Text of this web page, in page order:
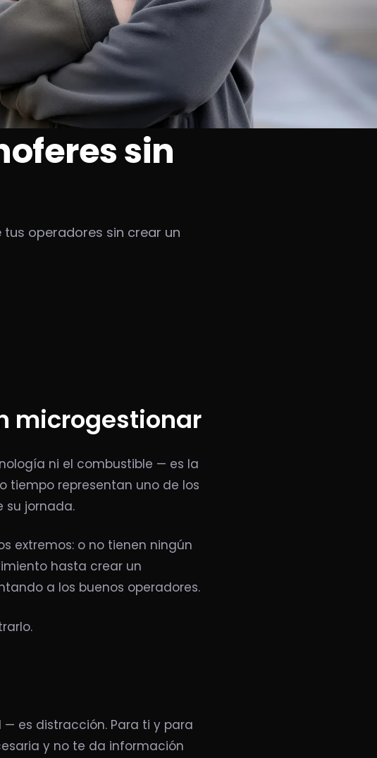
sin
operadores sin crear un
microgestionar
ni el combustible — es la
tiempo representan uno de los
su jornada.
extremos: o no tienen ningún
hasta crear un
a los buenos operadores.
es distracción. Para ti y para
y no te da información